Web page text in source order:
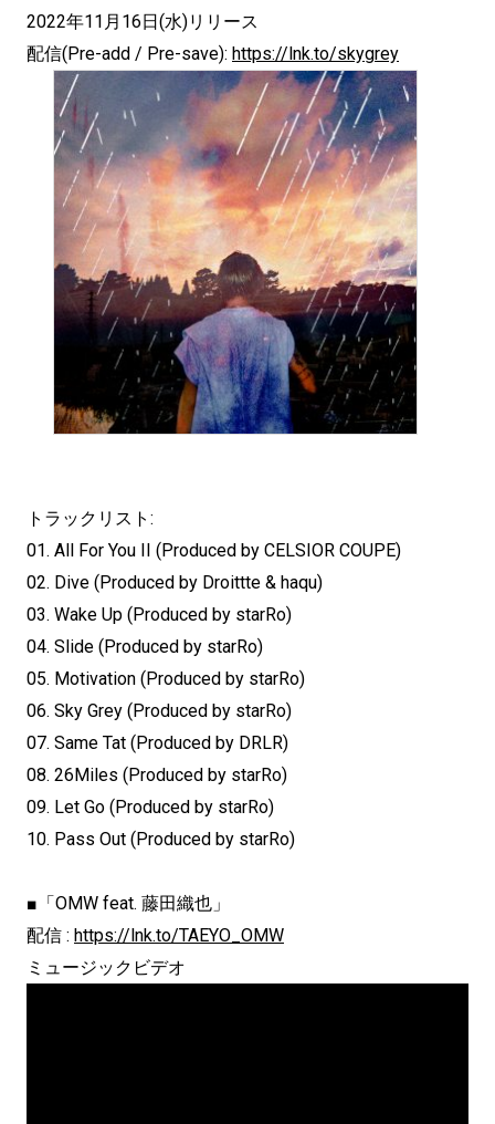
2022年11月16日(水)リリース
配信(Pre-add / Pre-save): https://lnk.to/skygrey
トラックリスト:
01. All For You II (Produced by CELSIOR COUPE)
02. Dive (Produced by Droittte & haqu)
03. Wake Up (Produced by starRo)
04. Slide (Produced by starRo)
05. Motivation (Produced by starRo)
06. Sky Grey (Produced by starRo)
07. Same Tat (Produced by DRLR)
08. 26Miles (Produced by starRo)
09. Let Go (Produced by starRo)
10. Pass Out (Produced by starRo)
■「OMW feat. 藤田織也」
配信 : https://lnk.to/TAEYO_OMW
ミュージックビデオ